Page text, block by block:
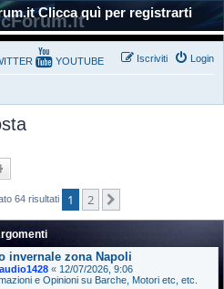
Clicca quì per registrarti
YOUTUBE Login
Iscriviti
64 risultati 1 2
invernale zona Napoli
« 12/07/2026, 9:06
e Opinioni su Barche, Motori etc, etc.